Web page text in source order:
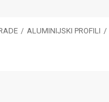
ALUMINIJSKI PROFILI